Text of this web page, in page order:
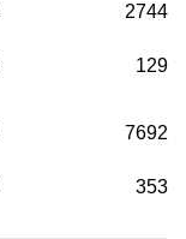
2744
129
7692
353